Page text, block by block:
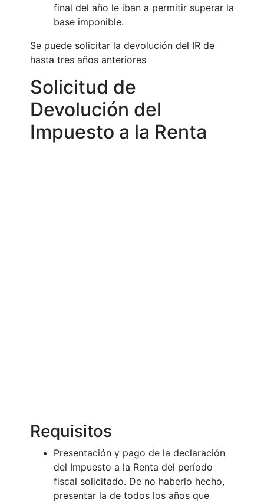
final del año le iban a permitir superar la
base imponible.
Se puede solicitar la devolución del IR de
hasta tres años anteriores
Solicitud de
Devolución del
Impuesto a la Renta
Requisitos
Presentación y pago de la declaración
del Impuesto a la Renta del período
fiscal solicitado. De no haberlo hecho,
presentar la de todos los años que